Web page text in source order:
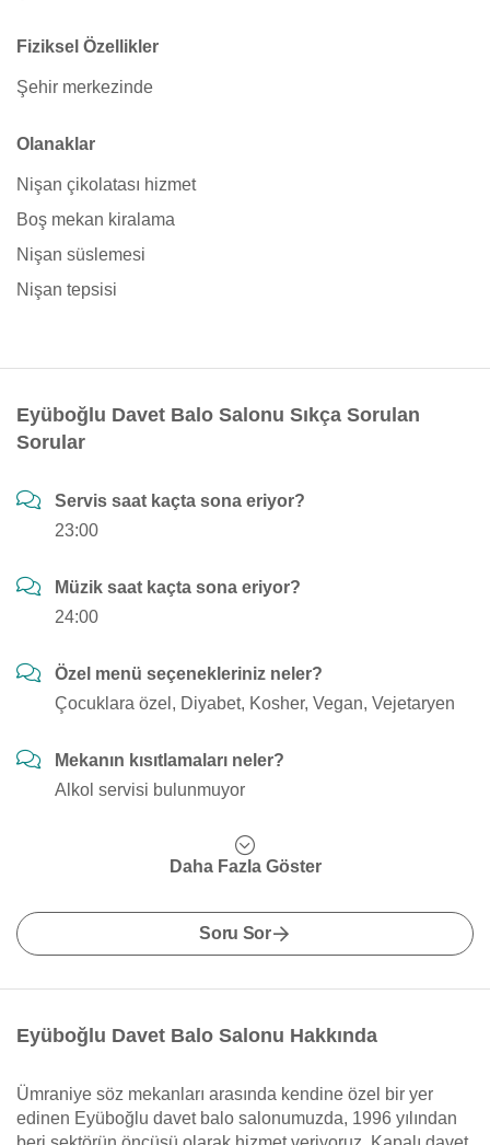
Fiziksel Özellikler
Şehir merkezinde
Olanaklar
Nişan çikolatası hizmet
Boş mekan kiralama
Nişan süslemesi
Nişan tepsisi
Eyüboğlu Davet Balo Salonu Sıkça Sorulan
Sorular
Servis saat kaçta sona eriyor?
23:00
Müzik saat kaçta sona eriyor?
24:00
Özel menü seçenekleriniz neler?
Çocuklara özel, Diyabet, Kosher, Vegan, Vejetaryen
Mekanın kısıtlamaları neler?
Alkol servisi bulunmuyor
Daha Fazla Göster
Soru Sor
Eyüboğlu Davet Balo Salonu Hakkında
Ümraniye söz mekanları arasında kendine özel bir yer
edinen Eyüboğlu davet balo salonumuzda, 1996 yılından